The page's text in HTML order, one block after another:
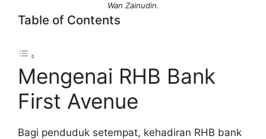
Wan Zainudin.
Table of Contents
Mengenai RHB Bank
First Avenue
Bagi penduduk setempat, kehadiran RHB bank